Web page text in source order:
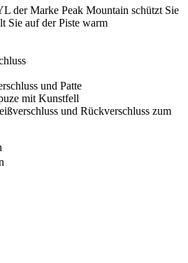
der Marke Peak Mountain schützt Sie
Sie auf der Piste warm
und Patte
mit Kunstfell
und Rückverschluss zum